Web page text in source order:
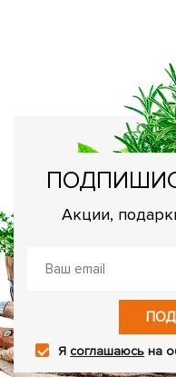
Акции,
Ясоглашаюсь на